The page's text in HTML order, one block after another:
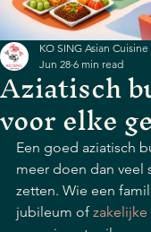
Aziatisch
voor elke
KO SING Asian Cuisine
Jun 28 6 min read
Een goed aziatisch
meer doen dan veel
zetten. Wie een
jubileum of